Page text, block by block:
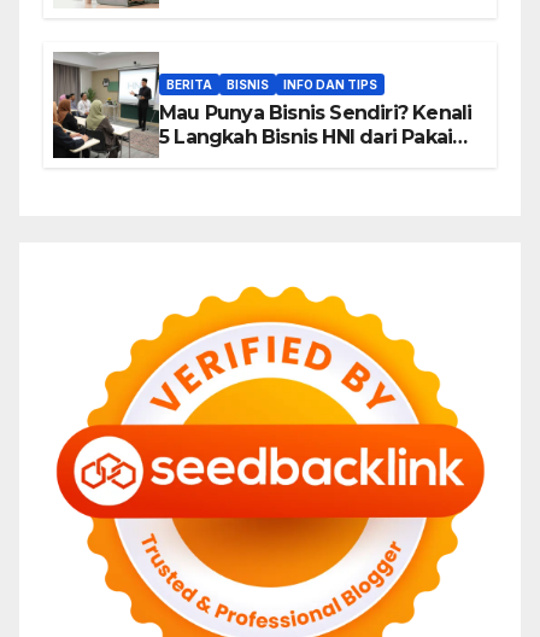
BERITA BISNIS INFO DAN TIPS
Mau Punya Bisnis Sendiri? Kenali
5 Langkah Bisnis HNI dari Pakai